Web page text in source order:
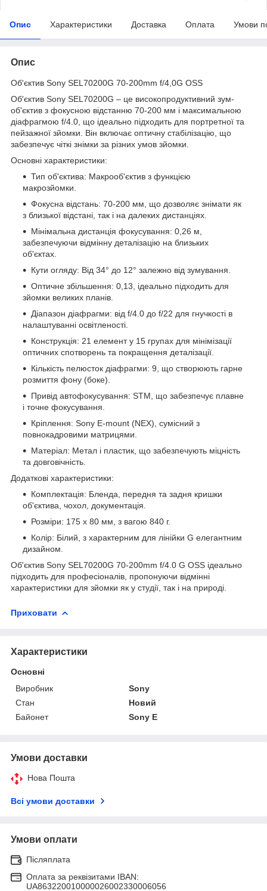
Опис Характеристики Доставка Оплата Умови
Опис
Об'єктив Sony SEL70200G 70-200mm f/4,0G OSS
Об'єктив Sony SEL70200G – це високопродуктивний зум-
об'єктив з фокусною відстанню 70-200 мм і максимальною
діафрагмою f/4.0, що ідеально підходить для портретної та
пейзажної зйомки. Він включає оптичну стабілізацію, що
забезпечує чіткі знімки за різних умов зйомки.
Основні характеристики:
Тип об'єктива: Макрооб'єктив з функцією
макрозйомки.
Фокусна відстань: 70-200 мм, що дозволяє знімати як
з близької відстані, так і на далеких дистанціях.
Мінімальна дистанція фокусування: 0,26 м,
забезпечуючи відмінну деталізацію на близьких
об'єктах.
Кути огляду: Від 34° до 12° залежно від зумування.
Оптичне збільшення: 0,13, ідеально підходить для
зйомки великих планів.
Діапазон діафрагми: від f/4.0 до f/22 для гнучкості в
налаштуванні освітленості.
Конструкція: 21 елемент у 15 групах для мінімізації
оптичних спотворень та покращення деталізації.
Кількість пелюсток діафрагми: 9, що створюють гарне
розмиття фону (боке).
Привід автофокусування: STM, що забезпечує плавне
і точне фокусування.
Кріплення: Sony E-mount (NEX), сумісний з
повнокадровими матрицями.
Матеріал: Метал і пластик, що забезпечують міцність
та довговічність.
Додаткові характеристики:
Комплектація: Бленда, передня та задня кришки
об'єктива, чохол, документація.
Розміри: 175 x 80 мм, з вагою 840 г.
Колір: Білий, з характерним для лінійки G елегантним
дизайном.
Об'єктив Sony SEL70200G 70-200mm f/4.0 G OSS ідеально
підходить для професіоналів, пропонуючи відмінні
характеристики для зйомки як у студії, так і на природі.
Приховати
Характеристики
Основні
Виробник
Sony
Стан
Новий
Байонет
Sony E
Умови доставки
Нова Пошта
Всі умови доставки
Умови оплати
Післяплата
Оплата за реквізитами IBAN:
UA863220010000026002330006056